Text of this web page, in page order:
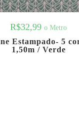
R$32,99 o Metro
Estampado- 5
1,50m / Verde